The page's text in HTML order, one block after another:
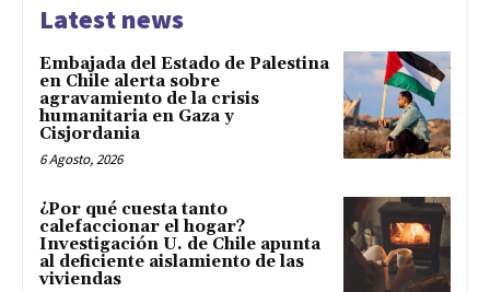
Latest news
Embajada del Estado de Palestina
en Chile alerta sobre
agravamiento de la crisis
humanitaria en Gaza y
Cisjordania
6 Agosto, 2026
¿Por qué cuesta tanto
calefaccionar el hogar?
Investigación U. de Chile apunta
al deficiente aislamiento de las
viviendas